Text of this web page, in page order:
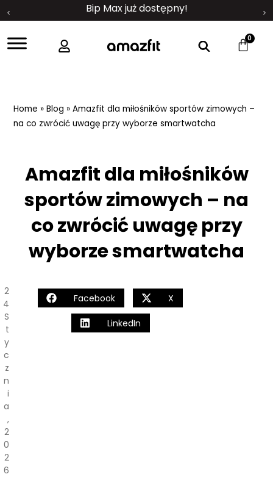
Bip Max już dostępny!
0
Home »Blog »Amazfit dla miłośników sportów zimowych –
na co zwrócić uwagę przy wyborze smartwatcha
Amazfit dla miłośników
sportów zimowych – na
co zwrócić uwagę przy
wyborze smartwatcha
2
4
S
T
Y
C
Z
N
I
A
,
2
0
2
6
Facebook X
LinkedIn